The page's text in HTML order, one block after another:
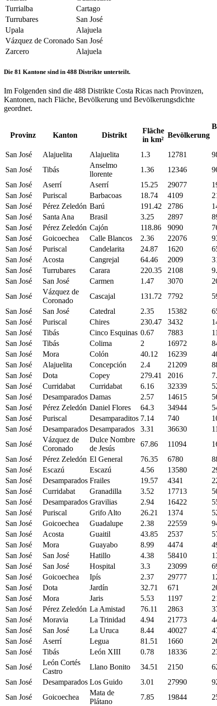
Turrialba
Cartago
Turrubares
San José
Upala
Alajuela
Vázquez de Coronado San José
Zarcero
Alajuela
Die 81 Kantone sind in 488 Distrikte unterteilt.
Im Folgenden sind die 488 Distrikte Costa Ricas nach Provinzen,
Kantonen, nach Fläche, Bevölkerung und Bevölkerungsdichte
geordnet.
Provinz Kanton Distrikt
Fläche
in km²
Bevölkerung
San José Alajuelita Alajuelita 1.3 12781
San José
Tibás
Anselmo
llorente
1.36 12346
San José
Aserrí Aserrí 15.25 29077
San José
Puriscal Barbacoas 18.74 4109
San José
Pérez Zeledón Barú 191.42 2786
San José
Santa Ana Brasil 3.25 2897
San José
Pérez Zeledón Cajón 118.86 9090
San José
Goicoechea Calle Blancos 2.36 22076
San José
Puriscal Candelarita 24.87 1620
San José
Acosta Cangrejal 64.46 2009
San José
Turrubares Carara 220.35 2108
San José
San José Carmen 1.47 3070
San José
Vázquez de
Coronado
Cascajal 131.72 7792
San José
San José Catedral 2.35 15382
San José
Puriscal Chires 230.47 3432
San José
Tibás Cinco Esquinas 0.67 7883
San José
Tibás Colima 2 16972
San José
Mora Colón 40.12 16239
San José
Alajuelita Concepción 2.4 21209
San José
Dota Copey 279.41 2016
San José
Curridabat Curridabat 6.16 32339
San José
Desamparados Damas 2.57 14615
San José
Pérez Zeledón Daniel Flores 64.3 34944
San José
Puriscal Desamparaditos 7.14 740
San José
Desamparados Desamparados 3.31 36630
San José
Vázquez de
Coronado
Dulce Nombre
de Jesús
67.86 11094
San José
Pérez Zeledón El General 76.35 6780
San José
Escazú Escazú 4.56 13580
San José
Desamparados Frailes 19.57 4341
San José
Curridabat Granadilla 3.52 17713
San José
Desamparados Gravilias 2.94 16422
San José
Puriscal Grifo Alto 26.21 1374
San José
Goicoechea Guadalupe 2.38 22559
San José
Acosta Guaitil 43.85 2537
San José
Mora Guayabo 8.99 4474
San José
San José Hatillo 4.38 58410
San José
San José Hospital 3.3 23099
San José
Goicoechea Ipís 2.37 29777
San José
Dota Jardín 32.71 671
San José
Mora Jaris 5.53 1197
San José
Pérez Zeledón La Amistad 76.11 2863
San José
Moravia La Trinidad 4.94 21773
San José
San José La Uruca 8.44 40027
San José
Aserrí Legua 81.51 1660
San José
Tibás León XIII 0.78 18336
San José
León Cortés
Castro
Llano Bonito 34.51 2150
San José
Desamparados Los Guido 3.01 27990
San José
Goicoechea
Mata de
Plátano
7.85 19844